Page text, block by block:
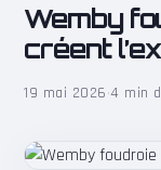
Wemby
créent
19 mai 2026·4 min